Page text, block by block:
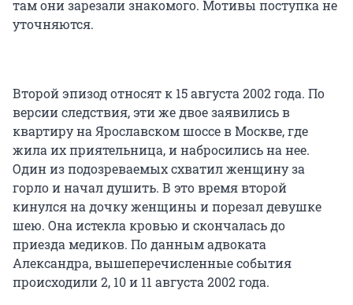
там они зарезали знакомого. Мотивы поступка не
уточняются.
Второй эпизод относят к 15 августа 2002 года. По
версии следствия, эти же двое заявились в
квартиру на Ярославском шоссе в Москве, где
жила их приятельница, и набросились на нее.
Один из подозреваемых схватил женщину за
горло и начал душить. В это время второй
кинулся на дочку женщины и порезал девушке
шею. Она истекла кровью и скончалась до
приезда медиков. По данным адвоката
Александра, вышеперечисленные события
происходили 2, 10 и 11 августа 2002 года.